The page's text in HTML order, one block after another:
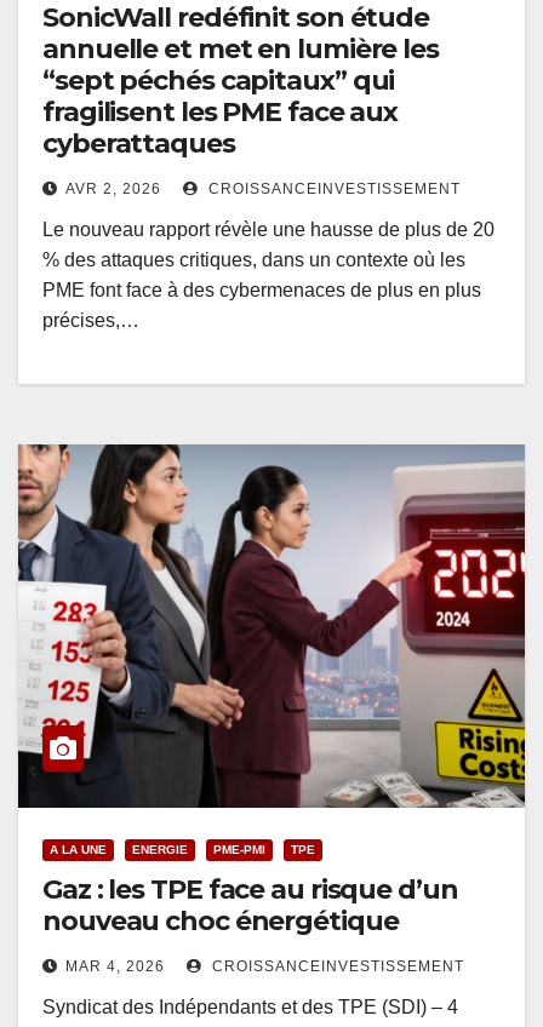
SonicWall redéfinit son étude
annuelle et met en lumière les
“sept péchés capitaux” qui
fragilisent les PME face aux
cyberattaques
AVR 2, 2026 CROISSANCEINVESTISSEMENT
Le nouveau rapport révèle une hausse de plus de 20
% des attaques critiques, dans un contexte où les
PME font face à des cybermenaces de plus en plus
précises,…
A LA UNE ENERGIE PME-PMI TPE
Gaz : les TPE face au risque d’un
nouveau choc énergétique
MAR 4, 2026 CROISSANCEINVESTISSEMENT
Syndicat des Indépendants et des TPE (SDI) – 4